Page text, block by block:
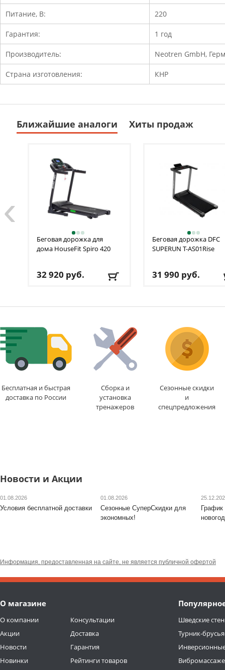
Питание, В: 220
Гарантия: 1 год
Производитель: Neotren GmbH,
Страна изготовления: КНР
Ближайшие аналоги Хиты продаж
Беговая дорожка для
дома HouseFitSpiro 420
32 920 руб.
Макс. вес: 110 кг
Регулировка угла
наклона: ручная
Доставка:
БЕСПЛАТНО
Беговая дорожка DFC
SUPERUN T-AS01Rise
31 990 руб.
Макс. вес: 120 кг
Мощность двигателя
Регулировка угла
наклона
: ручная
1-2 дня
‹
Бесплатная и быстрая
доставка по России
Сборка и
установка
тренажеров
Сезонные скидки
и
спецпредложения
Новости и Акции
01.08.2026
Условия бесплатной доставки
01.08.2026
Сезонные СуперСкидки для
экономных!
График
Информация, предоставленная на сайте, не является публичной офертой
О магазине
О компании
Акции
Новости
Новинки
Консультации
Доставка
Гарантия
Рейтинги товаров
Шведские
Турник-